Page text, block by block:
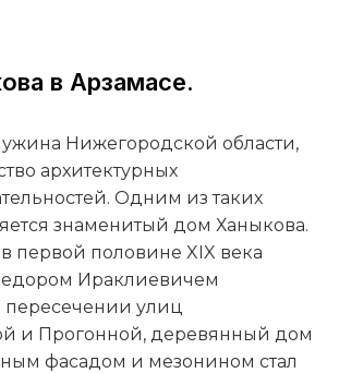
в Арзамасе.
Нижегородской области,
архитектурных
Одним из таких
знаменитый дом Ханыкова.
первой половине XIX века
Ираклиевичем
улиц
и Прогонной, деревянный дом
фасадом и мезонином стал